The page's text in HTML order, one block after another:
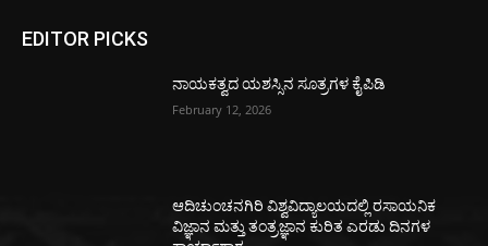
EDITOR PICKS
ನಾಯಕತ್ವದ ಯಶಸ್ಸಿನ ಸೂತ್ರಗಳ ಕೈಪಿಡಿ
February 12, 2026
ಆದಿಚುಂಚನಗಿರಿ ವಿಶ್ವವಿದ್ಯಾಲಯದಲ್ಲಿ ರಸಾಯನಿಕ
ವಿಜ್ಞಾನ ಮತ್ತು ತಂತ್ರಜ್ಞಾನ ಕುರಿತ ಎರಡು ದಿನಗಳ